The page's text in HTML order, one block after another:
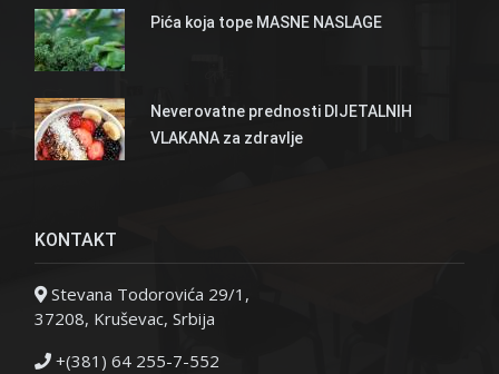
Pića koja tope MASNE NASLAGE
Neverovatne prednosti DIJETALNIH
VLAKANA za zdravlje
KONTAKT
Stevana Todorovića 29/1,
37208, Kruševac, Srbija
+(381) 64 255-7-552